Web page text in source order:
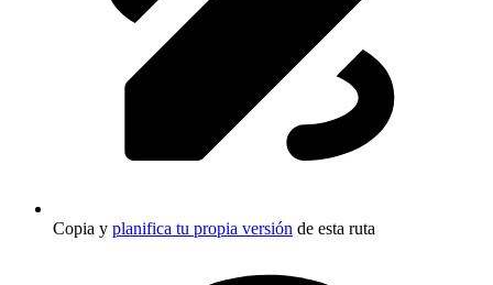
Copia y planifica tu propia versión de esta ruta